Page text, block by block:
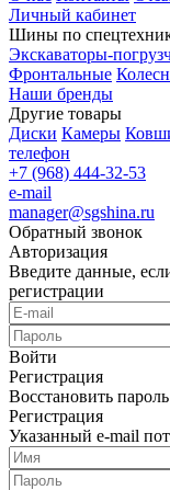
Личный кабинет
Шины по
Экскаваторы-
Фронтальные
Наши бренды
Другие товары
Диски Камеры
телефон
+7 (968) 444-32-53
e-mail
manager@sgshina.ru
Обратный звонок
Авторизация
Введите данные,
регистрации
Войти
Регистрация
Восстановить пароль
Регистрация
Указанный e-mail